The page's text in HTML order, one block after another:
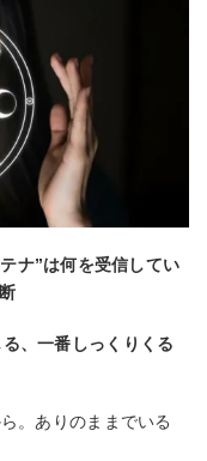
ナ”は何を受信してい
、一番しっくりくる
。ありのままでいる